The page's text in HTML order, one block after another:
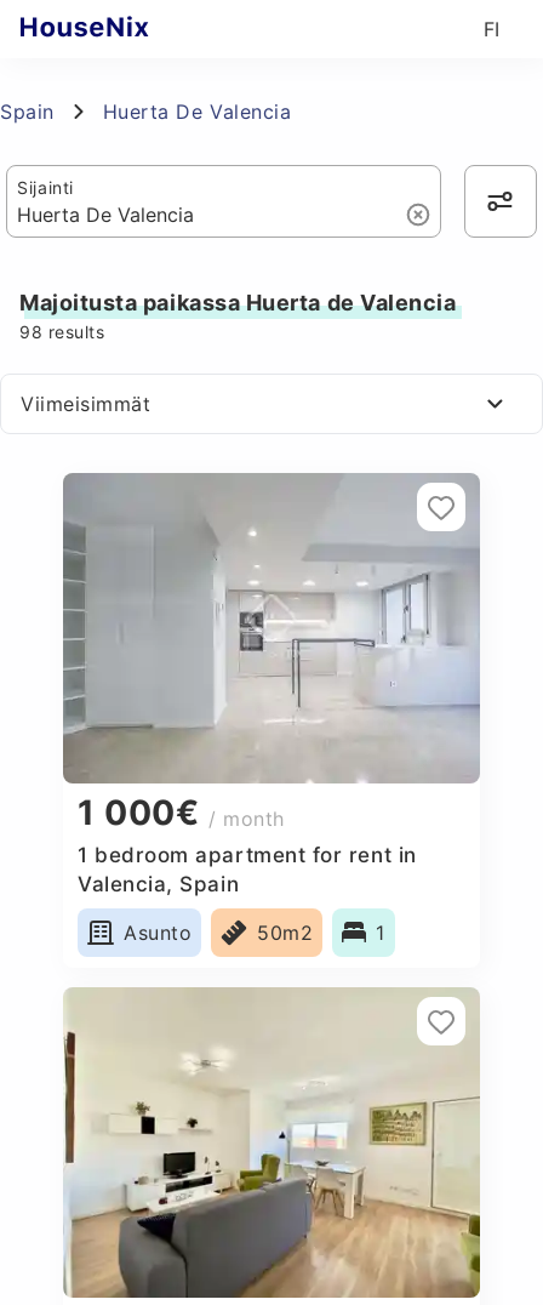
FI
Spain Huerta De Valencia
Sijainti
Majoitusta paikassa Huerta de Valencia
98 results
Viimeisimmät
1 000€ / month
1 bedroom apartment for rent in
Valencia, Spain
Asunto
50m2 1